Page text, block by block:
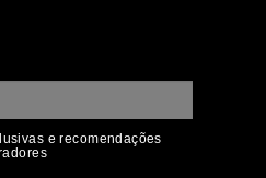
e recomendações